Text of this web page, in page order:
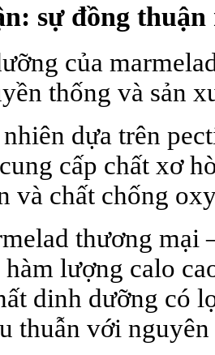
sự đồng thuận
của
thống và sản
dựa trên
cấp chất xơ
và chất chống
thương
lượng calo
dinh dưỡng có
thuẫn với